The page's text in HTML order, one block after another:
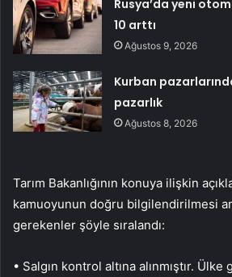
Rusya’da yeni
10 arttı
Ağustos 9, 2026
Kurban
pazarlık
Ağustos 8, 2026
Tarım Bakanlığının konuya ilişkin
kamuoyunun doğru bilgilendirilmesi
gerekenler şöyle sıralandı:
• Salgın kontrol altına alınmıştır.